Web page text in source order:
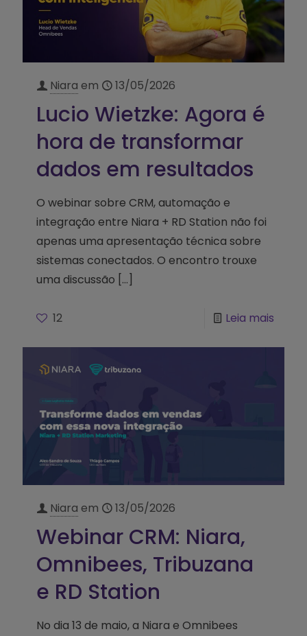
Niara em 13/05/2026
Lucio Wietzke: Agora é
hora de transformar
dados em resultados
O webinar sobre CRM, automação e
integração entre Niara + RD Station não foi
apenas uma apresentação técnica sobre
sistemas conectados. O encontro trouxe
uma discussão […]
12 Leia mais
Niara em 13/05/2026
Webinar CRM: Niara,
Omnibees, Tribuzana
e RD Station
No dia 13 de maio, a Niara e Omnibees